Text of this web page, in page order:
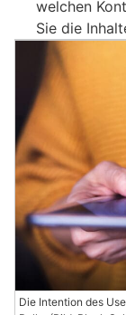
welchen
Sie die
Die Intention des